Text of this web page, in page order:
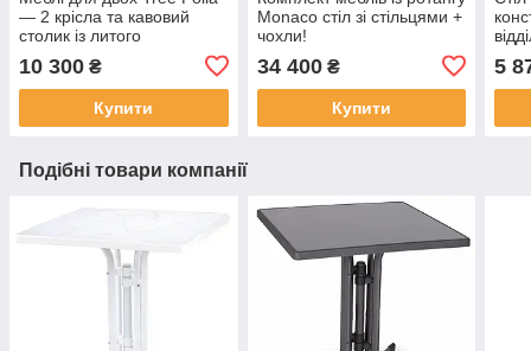
— 2 крісла та кавовий
столик із литого
10 300 ₴
Купити
Monaco стіл зі стільцями +
чохли!
34 400₴
Купити
5
Подібні товари компанії